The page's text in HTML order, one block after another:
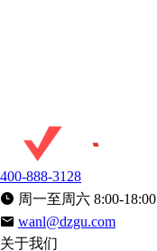
400-888-3128
周一至周六 8:00-18:00
wanl@dzgu.com
关于我们